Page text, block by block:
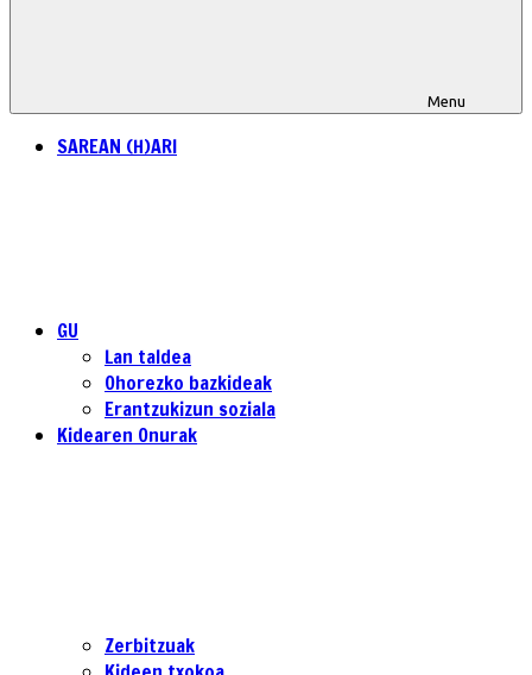
Menu
SAREAN (H)ARI
GU
Lan taldea
Ohorezko bazkideak
Erantzukizun soziala
Kidearen Onurak
Zerbitzuak